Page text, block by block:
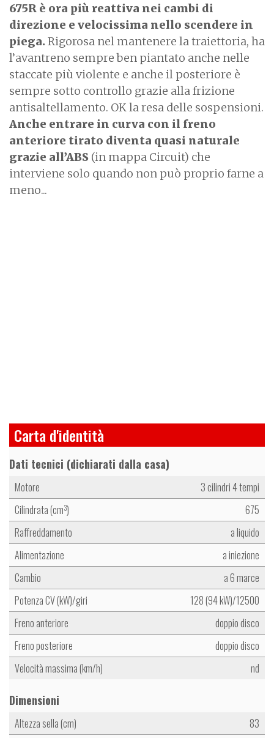
675R è ora più reattiva nei cambi di
direzione e velocissima nello scendere in
piega. Rigorosa nel mantenere la traiettoria, ha
l’avantreno sempre ben piantato anche nelle
staccate più violente e anche il posteriore è
sempre sotto controllo grazie alla frizione
antisaltellamento. OK la resa delle sospensioni.
Anche entrare in curva con il freno
anteriore tirato diventa quasi naturale
grazie all’ABS (in mappa Circuit) che
interviene solo quando non può proprio farne a
meno...
Carta d'identità
Dati tecnici (dichiarati dalla casa)
Motore
3 cilindri 4 tempi
Cilindrata (cm3)
675
Raffreddamento
a liquido
Alimentazione
a iniezione
Cambio
a 6 marce
Potenza CV (kW)/giri
128 (94 kW)/12500
Freno anteriore
doppio disco
Freno posteriore
doppio disco
Velocità massima (km/h)
nd
Dimensioni
Altezza sella (cm)
83